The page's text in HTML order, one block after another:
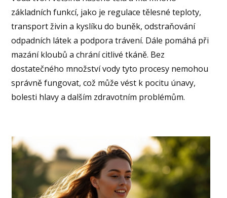
základních funkcí, jako je regulace tělesné teploty,
transport živin a kyslíku do buněk, odstraňování
odpadních látek a podpora trávení. Dále pomáhá při
mazání kloubů a chrání citlivé tkáně. Bez
dostatečného množství vody tyto procesy nemohou
správně fungovat, což může vést k pocitu únavy,
bolesti hlavy a dalším zdravotním problémům.